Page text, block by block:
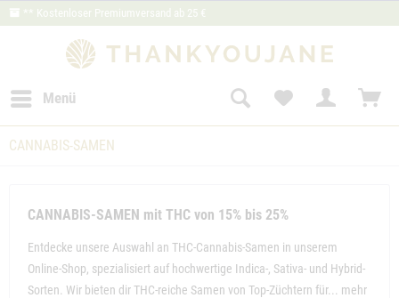
** Kostenloser Premiumversand ab 25 €
Menü
CANNABIS-SAMEN
CANNABIS-SAMEN mit THC von 15% bis 25%
Entdecke unsere Auswahl an THC-Cannabis-Samen in unserem
Online-Shop, spezialisiert auf hochwertige Indica-, Sativa- und Hybrid-
Sorten. Wir bieten dir THC-reiche Samen von Top-Züchtern für... mehr